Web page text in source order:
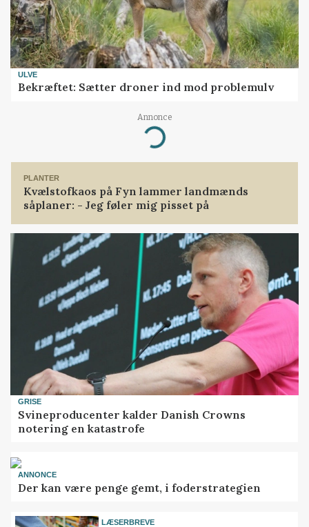
ULVE
Bekræftet: Sætter droner ind mod problemulv
Annonce
Loading...
PLANTER
Kvælstofkaos på Fyn lammer landmænds
såplaner: - Jeg føler mig pisset på
GRISE
Svineproducenter kalder Danish Crowns
notering en katastrofe
ANNONCE
Der kan være penge gemt, i foderstrategien
LÆSERBREVE